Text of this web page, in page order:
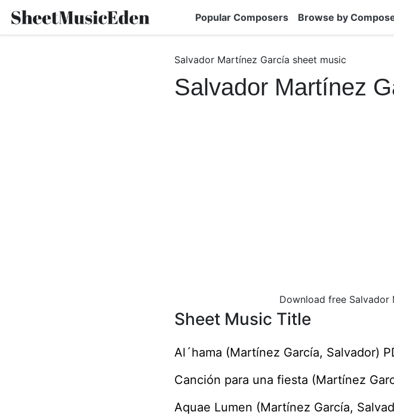
Popular Composers Browse by
Salvador Martínez García sheet music
Salvador Martínez
Download free Salvador
Sheet Music Title
Al´hama (Martínez García, Salvador)
Canción para una fiesta (Martínez
Aquae Lumen (Martínez García,